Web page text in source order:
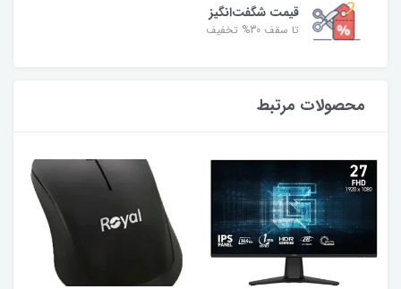
قیمت شگفت‌انگیز
تا سقف 30% تخفیف
محصولات مرتبط